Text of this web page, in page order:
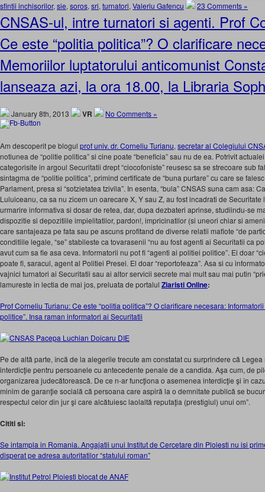
sfintii inchisorilor, sie, soros, sri, turnatori, Valeriu Gafencu 23 Comments »
CNSAS-ul, intre turnatori si agenti. Prof
Ce este “politia politica”? O clarificare
Memoriilor luptatorului anticomunist
lanseaza azi, la ora 18.00, la Libraria
January 8th, 2013 VR No Comments »
Am descoperit pe blogul prof univ. dr. Corneliu Turianu, secretar al Colegiului
notiunea de “politie politica” si cine poate “beneficia” sau nu de ea. Potrivit
categorisite in argoul Securitatii drept “ciocofoniste” reusesc sa se strecoare sub
sintagma de “politie politica”, primind certificate de “buna purtare” cu care se
Parlament, presa si “sotzietatea tzivila”. In esenta, “bula” CNSAS suna cam asa:
Luluiceanu, ca sa nu zicem un oarecare X, Y sau Z, au fost incadrati de
urmarire informativa si dosar de retea, dar, dupa dezbateri aprinse, studiindu-se
dispozitie si depozitiile impielitatilor, pardon!, impricinatilor (si uneori chiar si
care santajeaza pe fata sau pe ascuns profitand de diverse relatii mafiote “de
conditiile legale, “se” stabileste ca tovarasenii “nu au fost agenti ai Securitatii ca
avut cum sa fie asa ceva. Informatorii nu pot fi “agenti ai politiei politice”. Ei doar
poate fi, saracul, agent al Politiei Presei. El doar “reportofeaza”. Asa si cu
vajnici turnatori ai Securitatii sau ai altor servicii secrete mai mult sau mai putin
lamureste in lectia de mai jos, preluata de portalul Ziaristi Online:
Prof Corneliu Turianu: Ce este “politia politica”? O clarificare necesara:
politice”. Insa raman informatori ai Securitatii
Pe de altă parte, încă de la alegerile trecute am constatat cu surprindere că
interdicţie pentru persoanele cu antecedente penale de a candida. Aşa cum, de
organizarea judecătorească. De ce n-ar funcţiona o asemenea interdicţie şi în
minim de garanţie socială că persoana care aspiră la o demnitate publică se
respectul celor din jur şi care alcătuiesc laolaltă reputaţia (prestigiul) unui om”.
Cititi si:
Se intampla in Romania. Angajatii unui Institut de Cercetare din Ploiesti nu isi
disperat pe adresa autoritatilor “statului roman”